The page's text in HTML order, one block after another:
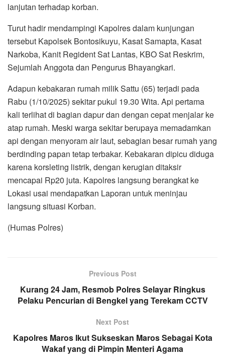
lanjutan terhadap korban.
Turut hadir mendampingi Kapolres dalam kunjungan
tersebut Kapolsek Bontosikuyu, Kasat Samapta, Kasat
Narkoba, Kanit Regident Sat Lantas, KBO Sat Reskrim,
Sejumlah Anggota dan Pengurus Bhayangkari.
Adapun kebakaran rumah milik Sattu (65) terjadi pada
Rabu (1/10/2025) sekitar pukul 19.30 Wita. Api pertama
kali terlihat di bagian dapur dan dengan cepat menjalar ke
atap rumah. Meski warga sekitar berupaya memadamkan
api dengan menyoram air laut, sebagian besar rumah yang
berdinding papan tetap terbakar. Kebakaran dipicu diduga
karena korsleting listrik, dengan kerugian ditaksir
mencapai Rp20 juta. Kapolres langsung berangkat ke
Lokasi usai mendapatkan Laporan untuk meninjau
langsung situasi Korban.
(Humas Polres)
Previous Post
Kurang 24 Jam, Resmob Polres Selayar Ringkus
Pelaku Pencurian di Bengkel yang Terekam CCTV
Next Post
Kapolres Maros Ikut Sukseskan Maros Sebagai Kota
Wakaf yang di Pimpin Menteri Agama